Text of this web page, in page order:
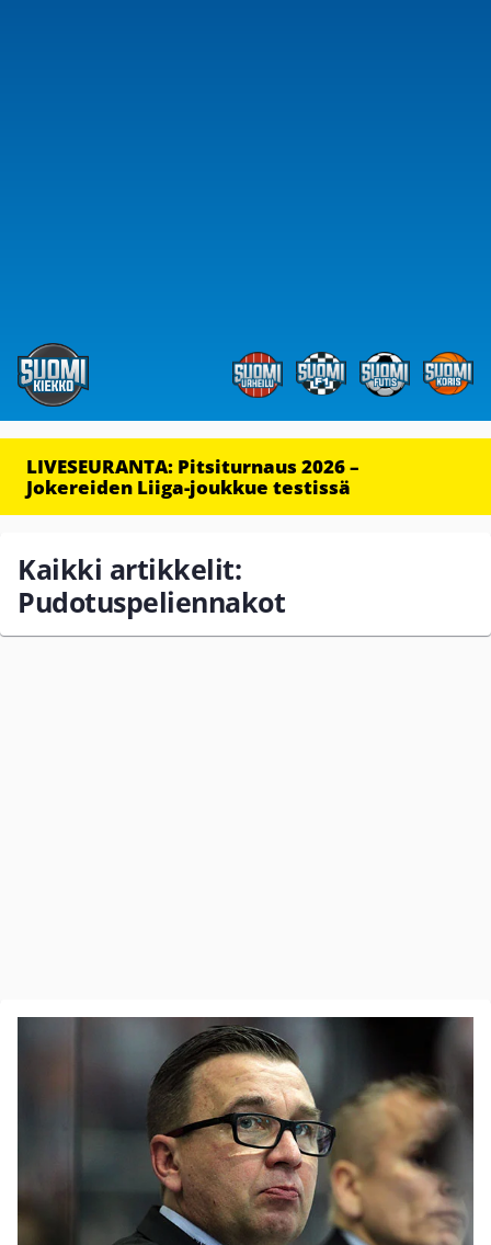
LIVESEURANTA: Pitsiturnaus 2026 –
Jokereiden Liiga-joukkue testissä
Kaikki artikkelit:
Pudotuspeliennakot